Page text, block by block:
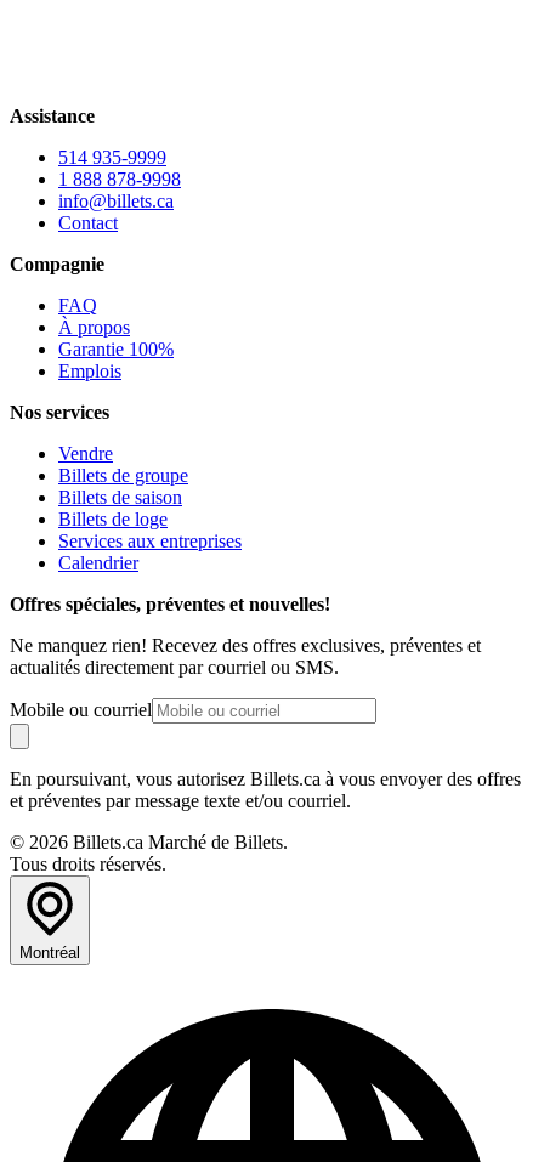
Assistance
514 935-9999
1 888 878-9998
info@billets.ca
Contact
Compagnie
FAQ
À propos
Garantie 100%
Emplois
Nos services
Vendre
Billets de groupe
Billets de saison
Billets de loge
Services aux entreprises
Calendrier
Offres spéciales, préventes et nouvelles!
Ne manquez rien! Recevez des offres exclusives, préventes et
actualités directement par courriel ou SMS.
Mobile ou courriel
En poursuivant, vous autorisez Billets.ca à vous envoyer des offres
et préventes par message texte et/ou courriel.
© 2026 Billets.ca Marché de Billets.
Tous droits réservés.
Montréal